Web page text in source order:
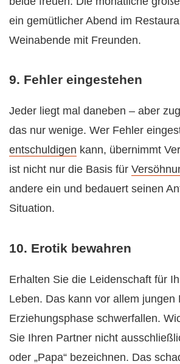
ein gemütlicher Abend im
Weinabende mit Freunden.
9. Fehler eingestehen
Jeder liegt mal daneben – aber
das nur wenige. Wer Fehler
entschuldigen kann, übernimmt
ist nicht nur die Basis für
andere ein und bedauert seinen
Situation.
10. Erotik bewahren
Erhalten Sie die Leidenschaft für
Leben. Das kann vor allem jungen
Erziehungsphase schwerfallen.
Sie Ihren Partner nicht
oder „Papa“ bezeichnen. Das